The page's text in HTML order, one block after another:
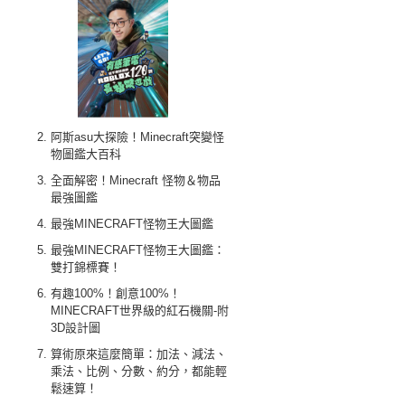
阿斯asu大探險！Minecraft突變怪
物圖鑑大百科
全面解密！Minecraft 怪物＆物品
最強圖鑑
最強MINECRAFT怪物王大圖鑑
最強MINECRAFT怪物王大圖鑑：
雙打錦標賽！
有趣100%！創意100%！
MINECRAFT世界級的紅石機關-附
3D設計圖
算術原來這麼簡單：加法、減法、
乘法、比例、分數、約分，都能輕
鬆速算！